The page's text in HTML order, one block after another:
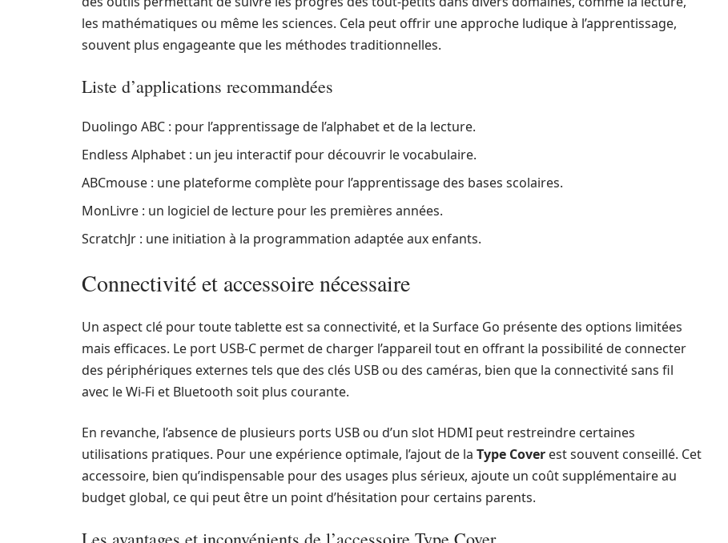
les mathématiques ou même les sciences. Cela peut offrir une approche ludique à l’apprentissage,
souvent plus engageante que les méthodes traditionnelles.
Liste d’applications recommandées
Duolingo ABC : pour l’apprentissage de l’alphabet et de la lecture.
Endless Alphabet : un jeu interactif pour découvrir le vocabulaire.
ABCmouse : une plateforme complète pour l’apprentissage des bases scolaires.
MonLivre : un logiciel de lecture pour les premières années.
ScratchJr : une initiation à la programmation adaptée aux enfants.
Connectivité et accessoire nécessaire
Un aspect clé pour toute tablette est sa connectivité, et la Surface Go présente des options limitées
mais efficaces. Le port USB-C permet de charger l’appareil tout en offrant la possibilité de connecter
des périphériques externes tels que des clés USB ou des caméras, bien que la connectivité sans fil
avec le Wi-Fi et Bluetooth soit plus courante.
En revanche, l’absence de plusieurs ports USB ou d’un slot HDMI peut restreindre certaines
utilisations pratiques. Pour une expérience optimale, l’ajout de la Type Cover est souvent conseillé. Cet
accessoire, bien qu’indispensable pour des usages plus sérieux, ajoute un coût supplémentaire au
budget global, ce qui peut être un point d’hésitation pour certains parents.